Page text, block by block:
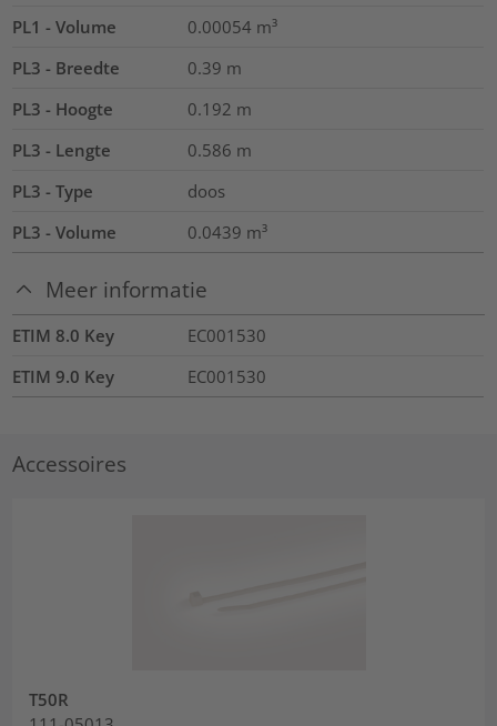
PL1 - Volume 0.00054 m³
PL3 - Breedte
0.39 m
PL3 - Hoogte
0.192 m
PL3 - Lengte
0.586 m
PL3 - Type
doos
PL3 - Volume
0.0439 m³
Meer informatie
ETIM 8.0 Key
EC001530
ETIM 9.0 Key
EC001530
Accessoires
T50R